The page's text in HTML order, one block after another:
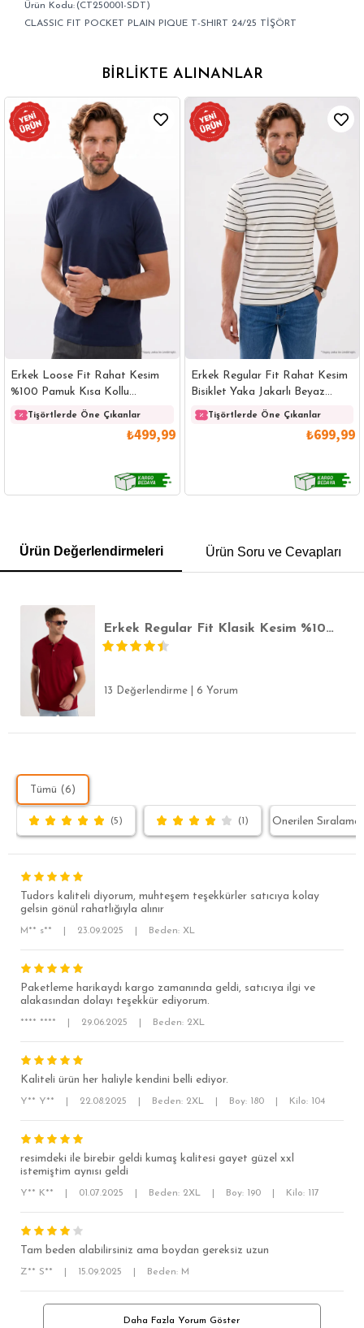
(CT250001-SDT)
CLASSIC FIT POCKET PLAIN PIQUE T-SHIRT 24/25 TİŞÖRT
BIRLIKTE ALINANLAR
Erkek Loose Fit Rahat Kesim
%100 Pamuk Kısa Kollu
Lacivert Bisiklet Yaka Tişört
Tişörtlerde Öne Çıkanlar
₺499,99
Erkek Regular Fit Rahat Kesim
Bisiklet Yaka Jakarlı Beyaz
Üzeri Siyah Çizgili Tişört
Tişörtlerde Öne Çıkanlar
₺699,99
POLO YAKA T-SHIRT KEMER BOXER
SÜPER SLİM FİT
OVERSİZE
BÜYÜK BEDEN
Ürün Değerlendirmeleri Ürün Soru ve Cevapları
Erkek Regular Fit Klasik Kesim %100 Pamuk Düz Pike Cepli Bordo Polo Yaka Tişört
13 Değerlendirme 6 Yorum
Tümü (6)
(5) (1)
Tudors kaliteli diyorum, muhteşem teşekkürler satıcıya kolay
gelsin gönül rahatlığıyla alınır
M** s** 23.09.2025 Beden: XL
Paketleme harikaydı kargo zamanında geldi, satıcıya ilgi ve
alakasından dolayı teşekkür ediyorum.
**** **** 29.06.2025 Beden: 2XL
Kaliteli ürün her haliyle kendini belli ediyor.
Y** Y** 22.08.2025 Beden: 2XL Boy: 180 Kilo: 104
resimdeki ile birebir geldi kumaş kalitesi gayet güzel xxl
istemiştim aynısı geldi
Y** K** 01.07.2025 Beden: 2XL Boy: 190 Kilo: 117
Tam beden alabilirsiniz ama boydan gereksiz uzun
Z** S** 15.09.2025 Beden: M
Daha Fazla Yorum Göster